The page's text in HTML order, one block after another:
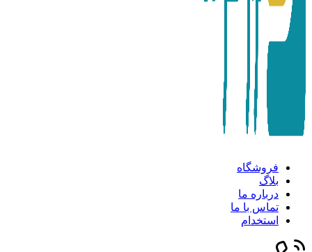
فروشگاه
بلاگ
درباره ما
تماس با ما
استخدام